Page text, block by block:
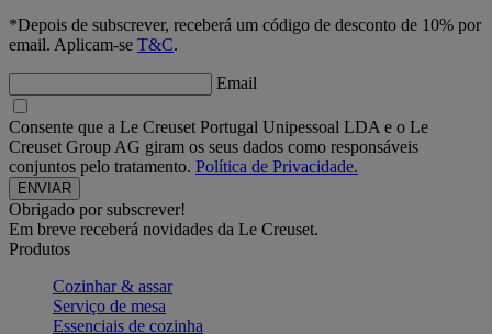
*Depois de subscrever, receberá um código de desconto de 10% por
email. Aplicam-se T&C.
Email
Consente que a Le Creuset Portugal Unipessoal LDA e o Le
Creuset Group AG giram os seus dados como responsáveis
conjuntos pelo tratamento. Política de Privacidade.
Obrigado por subscrever!
Em breve receberá novidades da Le Creuset.
Produtos
Cozinhar & assar
Serviço de mesa
Essenciais de cozinha